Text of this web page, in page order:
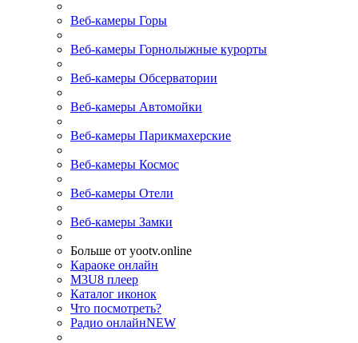
Веб-камеры Горы
Веб-камеры Горнолыжные курорты
Веб-камеры Обсерватории
Веб-камеры Автомойки
Веб-камеры Парикмахерские
Веб-камеры Космос
Веб-камеры Отели
Веб-камеры Замки
Больше от yootv.online
Караоке онлайн
M3U8 плеер
Каталог иконок
Что посмотреть?
Радио онлайнNEW